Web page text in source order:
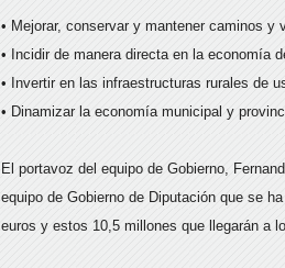
• Mejorar, conservar y mantener caminos y
• Incidir de manera directa en la economía
• Invertir en las infraestructuras rurales de
• Dinamizar la economía municipal y
El portavoz del equipo de Gobierno,
equipo de Gobierno de Diputación que se
euros y estos 10,5 millones que llegarán a